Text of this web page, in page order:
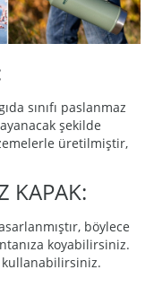
sınıfı paslanmaz
şekilde
üretilmiştir,
KAPAK:
böylece
koyabilirsiniz.
kullanabilirsiniz.